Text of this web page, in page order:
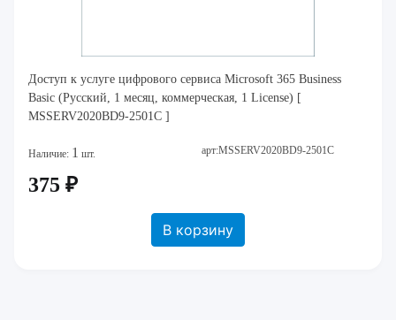
Доступ к услуге цифрового сервиса Microsoft 365 Business
Basic (Русский, 1 месяц, коммерческая, 1 License) [
MSSERV2020BD9-2501C ]
Наличие: 1 шт. арт:MSSERV2020BD9-2501C
375 ₽
В корзину